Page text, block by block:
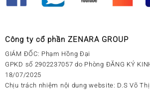
Công ty cổ phần ZENARA GROUP
GIÁM ĐỐC: Phạm Hồng Đại
GPKD số 2902237057 do Phòng ĐĂNG KÝ
18/07/2025
Chịu trách nhiệm nội dung website: D.S Võ